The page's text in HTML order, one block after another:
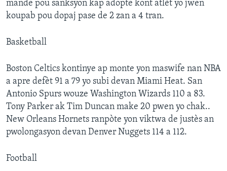
mande pou sanksyon kap adopte kont atlèt yo jwen
koupab pou dopaj pase de 2 zan a 4 tran.
Basketball
Boston Celtics kontinye ap monte yon maswife nan NBA
a apre defèt 91 a 79 yo subi devan Miami Heat. San
Antonio Spurs wouze Washington Wizards 110 a 83.
Tony Parker ak Tim Duncan make 20 pwen yo chak..
New Orleans Hornets ranpòte yon viktwa de justès an
pwolongasyon devan Denver Nuggets 114 a 112.
Football